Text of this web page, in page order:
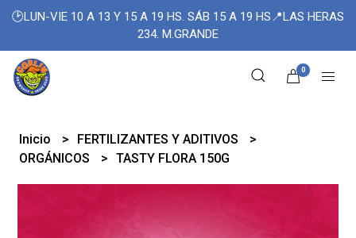
🕑LUN-VIE 10 A 13 Y 15 A 19 HS. SÁB 15 A 19 HS📍LAS HERAS
234. M.GRANDE
0
Inicio
FERTILIZANTES Y ADITIVOS
ORGÁNICOS
TASTY FLORA 150G